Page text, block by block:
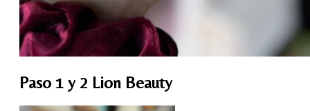
Paso 1 y 2 Lion Beauty